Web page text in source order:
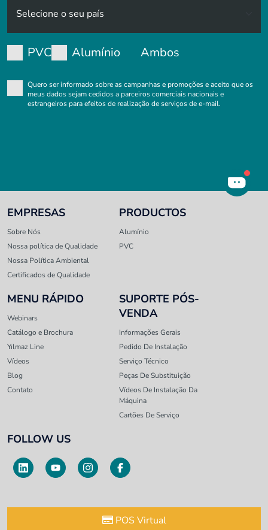
PVC Alumínio Ambos
Quero ser informado sobre as campanhas e promoções e aceito que os
meus dados sejam cedidos a parceiros comerciais nacionais e
estrangeiros para efeitos de realização de serviços de e-mail.
EMPRESAS
Sobre Nós
Nossa política de Qualidade
Nossa Política Ambiental
Certificados de Qualidade
PRODUCTOS
Alumínio
PVC
MENU RÁPIDO
Webinars
Catálogo e Brochura
Yılmaz Line
Vídeos
Blog
Contato
SUPORTE PÓS-
VENDA
Informações Gerais
Pedido De Instalação
Serviço Técnico
Peças De Substituição
Vídeos De Instalação Da
Máquina
Cartões De Serviço
FOLLOW US
POS Virtual